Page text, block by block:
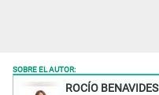
SOBRE EL AUTOR:
ROCÍO BENAVIDES